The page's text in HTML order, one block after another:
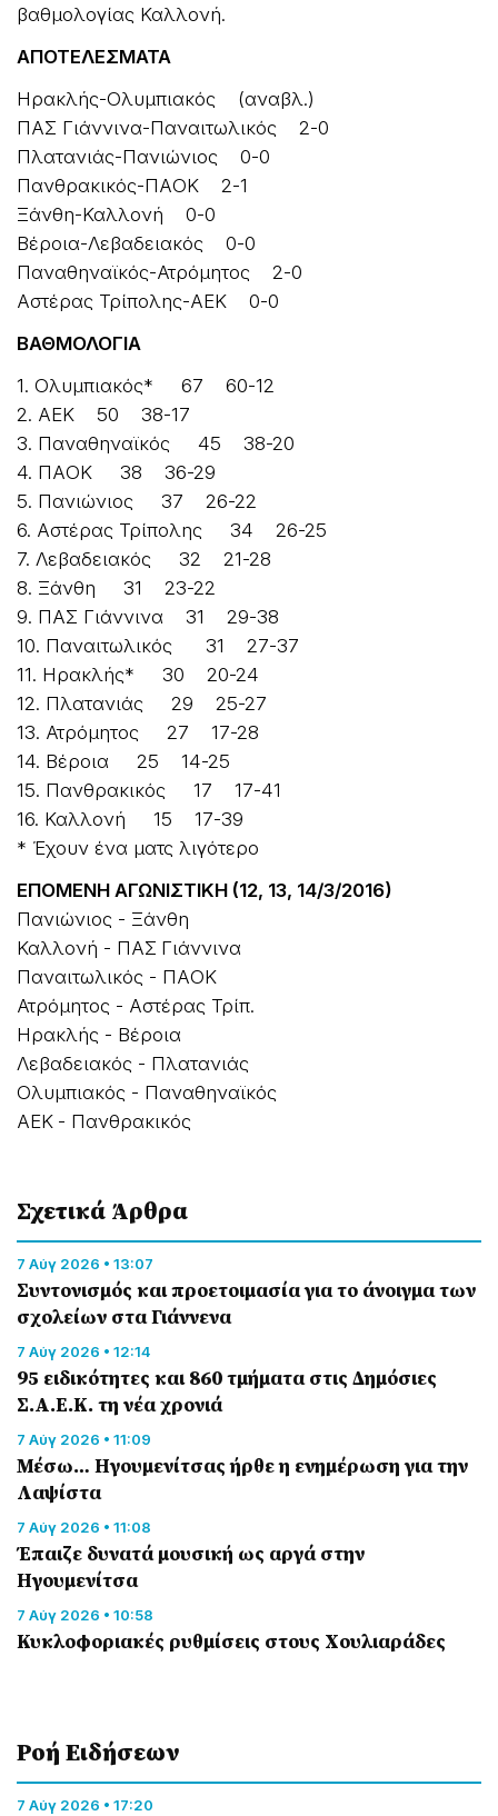
βαθμολογίας Καλλονή.
ΑΠΟΤΕΛΕΣΜΑΤΑ
Ηρακλής-Ολυμπιακός (αναβλ.)
ΠΑΣ Γιάννινα-Παναιτωλικός 2-0
Πλατανιάς-Πανιώνιος 0-0
Πανθρακικός-ΠΑΟΚ 2-1
Ξάνθη-Καλλονή 0-0
Βέροια-Λεβαδειακός 0-0
Παναθηναϊκός-Ατρόμητος 2-0
Αστέρας Τρίπολης-ΑΕΚ 0-0
ΒΑΘΜΟΛΟΓΙΑ
1. Ολυμπιακός* 67 60-12
2. ΑΕΚ 50 38-17
3. Παναθηναϊκός 45 38-20
4. ΠΑΟΚ 38 36-29
5. Πανιώνιος 37 26-22
6. Αστέρας Τρίπολης 34 26-25
7. Λεβαδειακός 32 21-28
8. Ξάνθη 31 23-22
9. ΠΑΣ Γιάννινα 31 29-38
10. Παναιτωλικός 31 27-37
11. Ηρακλής* 30 20-24
12. Πλατανιάς 29 25-27
13. Ατρόμητος 27 17-28
14. Βέροια 25 14-25
15. Πανθρακικός 17 17-41
16. Καλλονή 15 17-39
* Έχουν ένα ματς λιγότερο
ΕΠΟΜΕΝΗ ΑΓΩΝΙΣΤΙΚΗ (12, 13, 14/3/2016)
Πανιώνιος - Ξάνθη
Καλλονή - ΠΑΣ Γιάννινα
Παναιτωλικός - ΠΑΟΚ
Ατρόμητος - Αστέρας Τρίπ.
Ηρακλής - Βέροια
Λεβαδειακός - Πλατανιάς
Ολυμπιακός - Παναθηναϊκός
ΑΕΚ - Πανθρακικός
Σχετικά Άρθρα
7 Αύγ 2026 • 13:07
Συντονισμός και προετοιμασία για το άνοιγμα των
σχολείων στα Γιάννενα
7 Αύγ 2026 • 12:14
95 ειδικότητες και 860 τμήματα στις Δημόσιες
Σ.Α.Ε.Κ. τη νέα χρονιά
7 Αύγ 2026 • 11:09
Μέσω… Ηγουμενίτσας ήρθε η ενημέρωση για την
Λαψίστα
7 Αύγ 2026 • 11:08
Έπαιζε δυνατά μουσική ως αργά στην
Ηγουμενίτσα
7 Αύγ 2026 • 10:58
Κυκλοφοριακές ρυθμίσεις στους Χουλιαράδες
Ροή Eιδήσεων
7 Αύγ 2026 • 17:20